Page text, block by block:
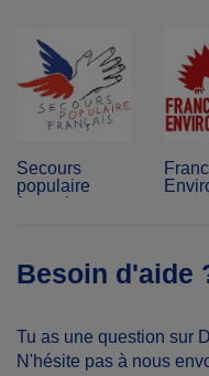
Secours
populaire
français
Besoin d'aide
Tu as une question sur
N'hésite pas à nous